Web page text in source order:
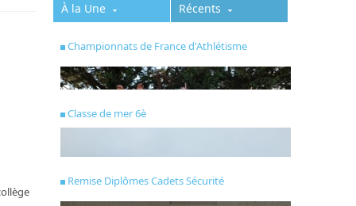
À la Une Récents
Championnats de France d'Athlétisme
Classe de mer 6è
Remise Diplômes Cadets Sécurité